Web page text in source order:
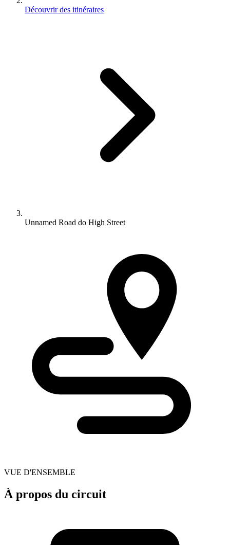
Découvrir des itinéraires
Unnamed Road do High Street
VUE D'ENSEMBLE
À propos du circuit